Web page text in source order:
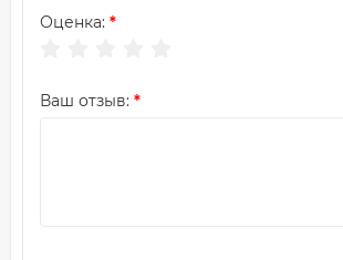
Оценка:
Ваш отзыв: